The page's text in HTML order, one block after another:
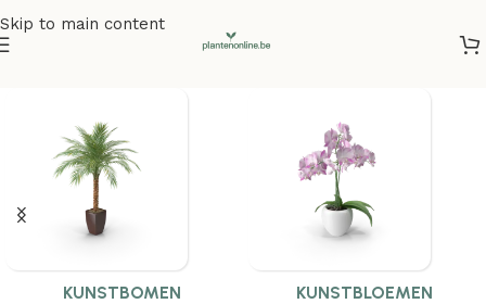
Skip to main content
KUNSTBOMEN KUNSTBLOEMEN